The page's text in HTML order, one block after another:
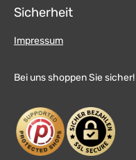
Sicherheit
Impressum
Bei uns shoppen Sie sicher!